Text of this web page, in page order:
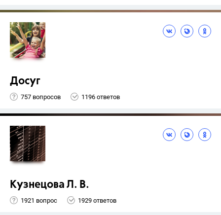
Досуг
757 вопросов 1196 ответов
Кузнецова Л. В.
1921 вопрос 1929 ответов